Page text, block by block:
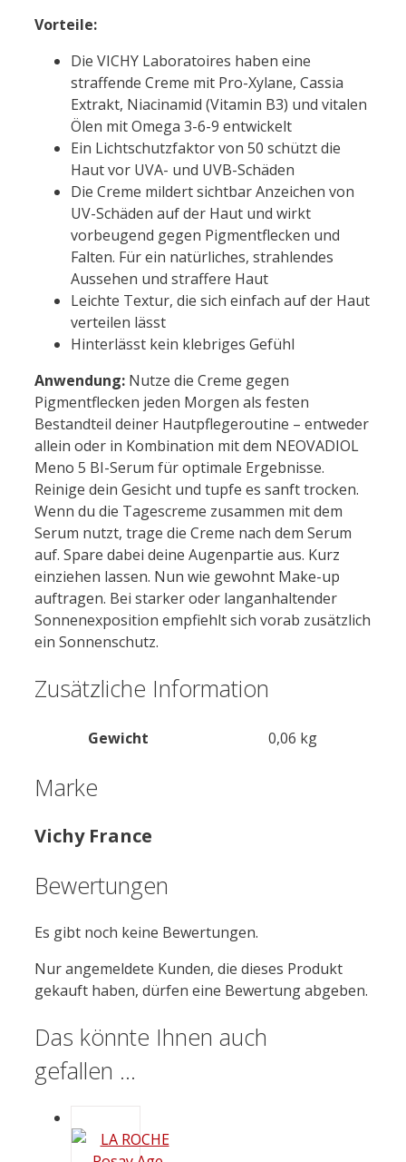
Vorteile:
Die VICHY Laboratoires haben eine
straffende Creme mit Pro-Xylane, Cassia
Extrakt, Niacinamid (Vitamin B3) und vitalen
Ölen mit Omega 3-6-9 entwickelt
Ein Lichtschutzfaktor von 50 schützt die
Haut vor UVA- und UVB-Schäden
Die Creme mildert sichtbar Anzeichen von
UV-Schäden auf der Haut und wirkt
vorbeugend gegen Pigmentflecken und
Falten. Für ein natürliches, strahlendes
Aussehen und straffere Haut
Leichte Textur, die sich einfach auf der Haut
verteilen lässt
Hinterlässt kein klebriges Gefühl
Anwendung: Nutze die Creme gegen
Pigmentflecken jeden Morgen als festen
Bestandteil deiner Hautpflegeroutine – entweder
allein oder in Kombination mit dem NEOVADIOL
Meno 5 BI-Serum für optimale Ergebnisse.
Reinige dein Gesicht und tupfe es sanft trocken.
Wenn du die Tagescreme zusammen mit dem
Serum nutzt, trage die Creme nach dem Serum
auf. Spare dabei deine Augenpartie aus. Kurz
einziehen lassen. Nun wie gewohnt Make-up
auftragen. Bei starker oder langanhaltender
Sonnenexposition empfiehlt sich vorab zusätzlich
ein Sonnenschutz.
Zusätzliche Information
Gewicht 0,06 kg
Marke
Vichy France
Bewertungen
Es gibt noch keine Bewertungen.
Nur angemeldete Kunden, die dieses Produkt
gekauft haben, dürfen eine Bewertung abgeben.
Das könnte Ihnen auch
gefallen …